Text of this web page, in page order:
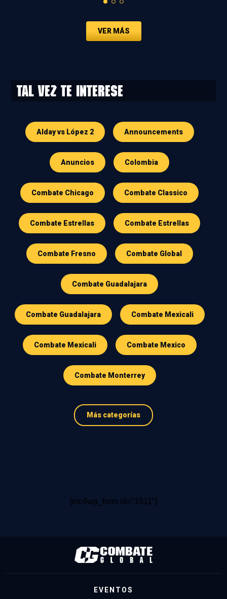
VER MÁS
Tal vez te interese
Alday vs López 2 Announcements
Anuncios Colombia
Combate Chicago Combate Classico
Combate Estrellas Combate Estrellas
Combate Fresno Combate Global
Combate Guadalajara
Combate Guadalajara Combate Mexicali
Combate Mexicali Combate Mexico
Combate Monterrey
Más categorías
[mc4wp_form id="1511"]
EVENTOS